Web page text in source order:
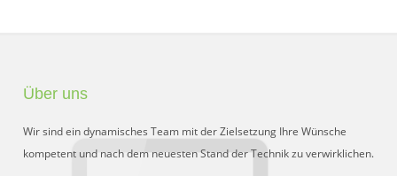
Über uns
Wir sind ein dynamisches Team mit der Zielsetzung Ihre Wünsche
kompetent und nach dem neuesten Stand der Technik zu verwirklichen.